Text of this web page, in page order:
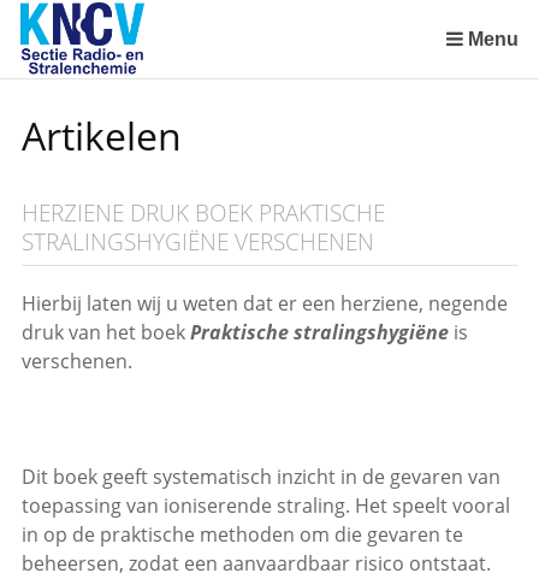
links
over
naar
de
Spring
naar
het
menu
Menu
Artikelen
HERZIENE DRUK BOEK PRAKTISCHE
STRALINGSHYGIËNE VERSCHENEN
Hierbij laten wij u weten dat er een herziene, negende
druk van het boekPraktische stralingshygiëneis
verschenen.
Dit boek geeft systematisch inzicht in de gevaren van
toepassing van ioniserende straling. Het speelt vooral
in op de praktische methoden om die gevaren te
beheersen, zodat een aanvaardbaar risico ontstaat.